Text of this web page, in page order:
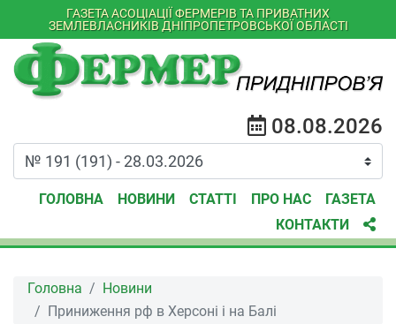
ГАЗЕТА АСОЦІАЦІЇ ФЕРМЕРІВ ТА ПРИВАТНИХ
ЗЕМЛЕВЛАСНИКІВ ДНІПРОПЕТРОВСЬКОЇ ОБЛАСТІ
08.08.2026
ГОЛОВНА НОВИНИ СТАТТІ ПРО НАС
ГАЗЕТА
КОНТАКТИ
Головна
Новини
Приниження рф в Херсоні і на Балі